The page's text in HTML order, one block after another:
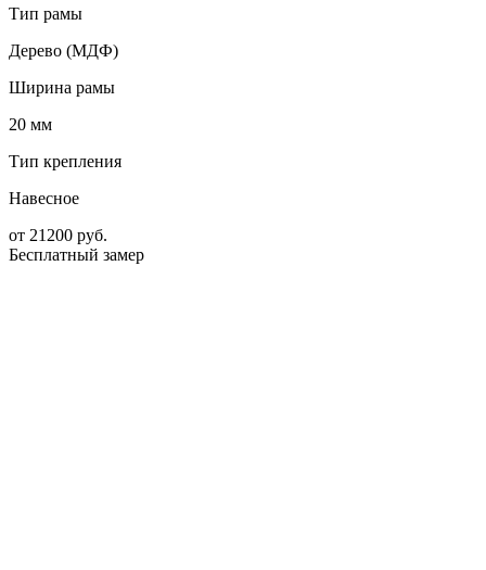
Тип рамы
Дерево (МДФ)
Ширина рамы
20 мм
Тип крепления
Навесное
от 21200 руб.
Бесплатный замер